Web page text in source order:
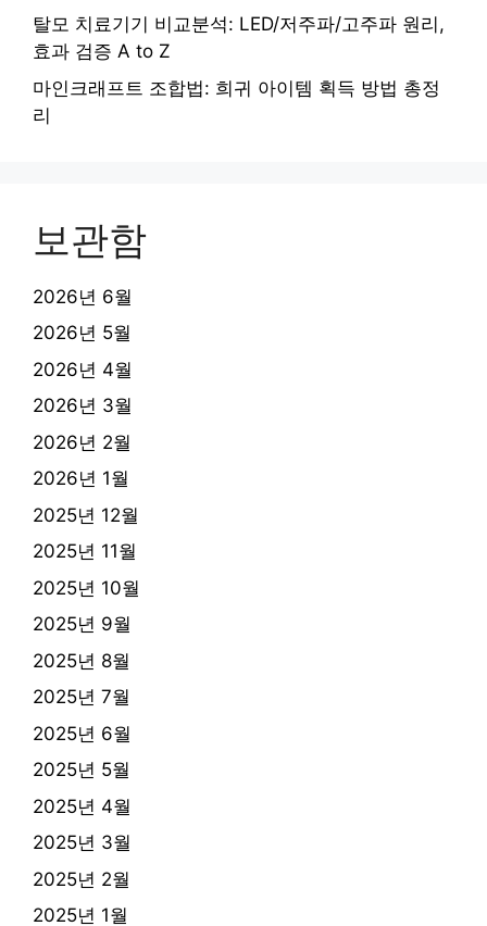
탈모 치료기기 비교분석: LED/저주파/고주파 원리,
효과 검증 A to Z
마인크래프트 조합법: 희귀 아이템 획득 방법 총정
리
보관함
2026년 6월
2026년 5월
2026년 4월
2026년 3월
2026년 2월
2026년 1월
2025년 12월
2025년 11월
2025년 10월
2025년 9월
2025년 8월
2025년 7월
2025년 6월
2025년 5월
2025년 4월
2025년 3월
2025년 2월
2025년 1월